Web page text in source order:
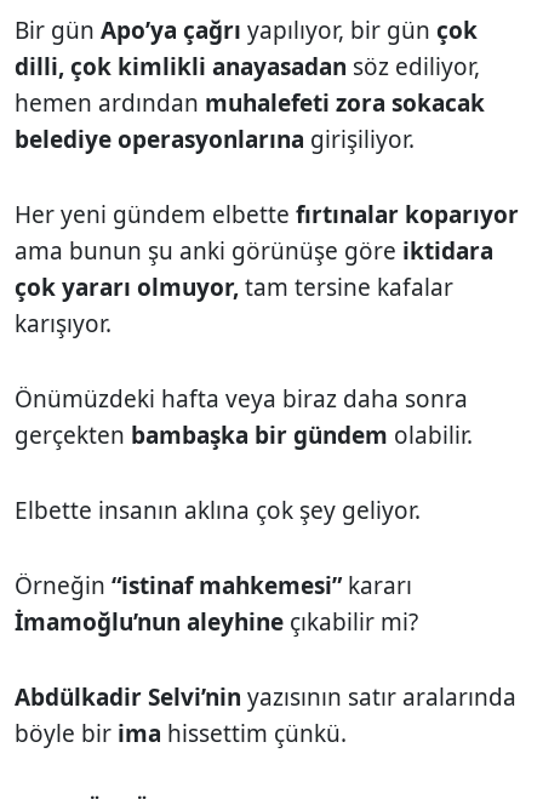
Bir gün Apo’ya çağrı yapılıyor, bir gün çok
dilli, çok kimlikli anayasadan söz ediliyor,
hemen ardından muhalefeti zora sokacak
belediye operasyonlarına girişiliyor.
Her yeni gündem elbette fırtınalar koparıyor
ama bunun şu anki görünüşe göre iktidara
çok yararı olmuyor,tam tersine kafalar
karışıyor.
Önümüzdeki hafta veya biraz daha sonra
gerçekten bambaşka bir gündem olabilir.
Elbette insanın aklına çok şey geliyor.
Örneğin “istinaf mahkemesi”kararı
İmamoğlu’nun aleyhine çıkabilir mi?
Abdülkadir Selvi’nin yazısının satır aralarında
böyle bir ima hissettim çünkü.